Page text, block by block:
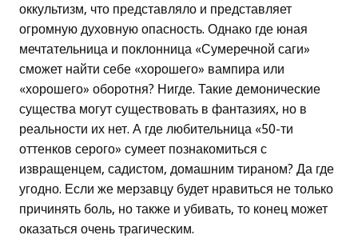
оккультизм, что представляло и представляет
огромную духовную опасность. Однако где юная
мечтательница и поклонница «Сумеречной саги»
сможет найти себе «хорошего» вампира или
«хорошего» оборотня? Нигде. Такие демонические
существа могут существовать в фантазиях, но в
реальности их нет. А где любительница «50-ти
оттенков серого» сумеет познакомиться с
извращенцем, садистом, домашним тираном? Да где
угодно. Если же мерзавцу будет нравиться не только
причинять боль, но также и убивать, то конец может
оказаться очень трагическим.